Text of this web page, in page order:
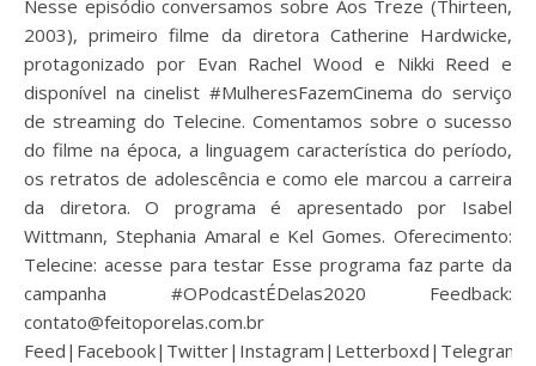
Nesse episódio conversamos sobre Aos Treze (Thirteen,
2003), primeiro filme da diretora Catherine Hardwicke,
protagonizado por Evan Rachel Wood e Nikki Reed e
disponível na cinelist #MulheresFazemCinema do serviço
de streaming do Telecine. Comentamos sobre o sucesso
do filme na época, a linguagem característica do período,
os retratos de adolescência e como ele marcou a carreira
da diretora. O programa é apresentado por Isabel
Wittmann, Stephania Amaral e Kel Gomes. Oferecimento:
Telecine: acesse para testar Esse programa faz parte da
campanha #OPodcastÉDelas2020 Feedback:
contato@feitoporelas.com.br
Feed|Facebook|Twitter|Instagram|Letterboxd|Telegram